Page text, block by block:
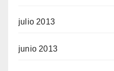
julio 2013
junio 2013